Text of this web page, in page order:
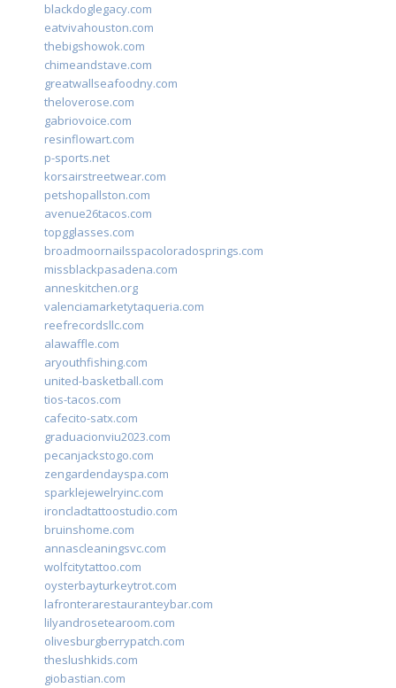
blackdoglegacy.com
eatvivahouston.com
thebigshowok.com
chimeandstave.com
greatwallseafoodny.com
theloverose.com
gabriovoice.com
resinflowart.com
p-sports.net
korsairstreetwear.com
petshopallston.com
avenue26tacos.com
topgglasses.com
broadmoornailsspacoloradosprings.com
missblackpasadena.com
anneskitchen.org
valenciamarketytaqueria.com
reefrecordsllc.com
alawaffle.com
aryouthfishing.com
united-basketball.com
tios-tacos.com
cafecito-satx.com
graduacionviu2023.com
pecanjackstogo.com
zengardendayspa.com
sparklejewelryinc.com
ironcladtattoostudio.com
bruinshome.com
annascleaningsvc.com
wolfcitytattoo.com
oysterbayturkeytrot.com
lafronterarestauranteybar.com
lilyandrosetearoom.com
olivesburgberrypatch.com
theslushkids.com
giobastian.com